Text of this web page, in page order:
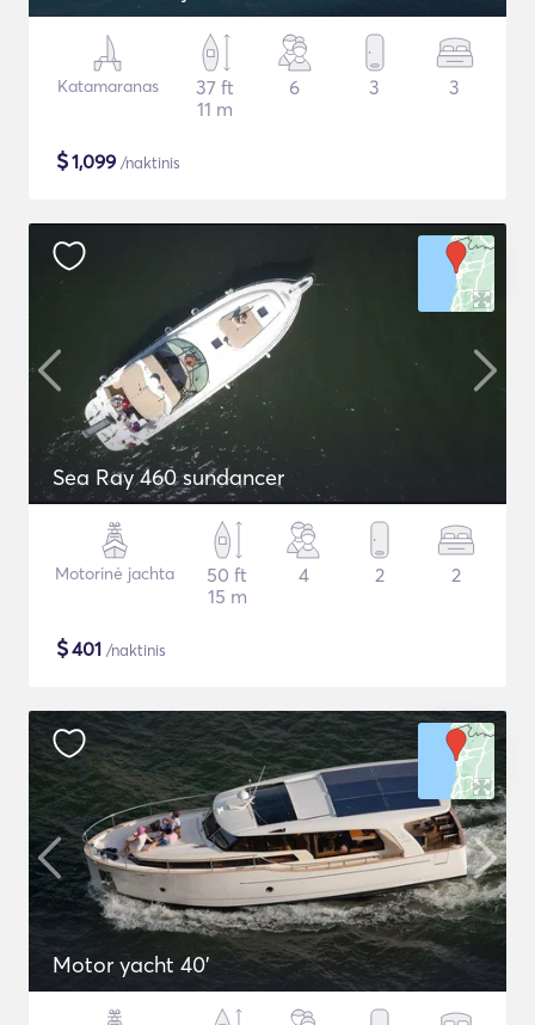
Katamaranas
37 ft
11 m
6 3 3
$1,099 /naktinis
Sea Ray 460 sundancer
Motorinė jachta
50 ft
15 m
4 2 2
$401 /naktinis
Motor yacht 40'